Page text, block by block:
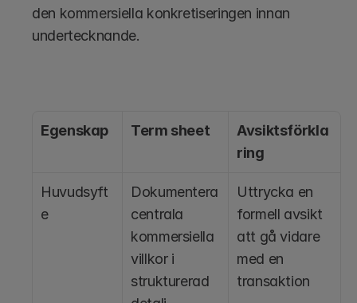
den kommersiella konkretiseringen innan
undertecknande.
Egenskap Term sheet
Avsiktsförkla
ring
Huvudsyft
e
Dokumentera
centrala
kommersiella
villkor i
strukturerad
Uttrycka en
formell avsikt
att gå vidare
med en
transaktion